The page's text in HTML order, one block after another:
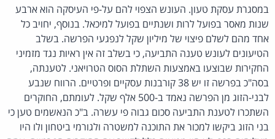
במסגרת עסקת טעון. העונש הצפוי להם על-פי העיסקה הוא ארבע
שנות מאסר בפועל לרות ושנתיים בפועל למיכאל. בנוסף, יחויב כל
אחד מהם לשלם פיצוי של מיליון שקל לנפגעי הפרשה. בשלב
הטיעונים לעונש טענה התביעה, כי בשלב זה אין ראיות נגד מזמיני
החקירות שבוצעו באמצעות השתלת הסוס הטרויאני. לטענתה,
בסה"כ בפרשה זו יש 38 קורבנות עסקיים ופרטיים. הרווח שנבע
לבני-הזוג מן הפרשה נאמד ב-500 אלף שקל. לעומתם, החוקרים
השתכרו לטענת התביעה סכום גבוה פי עשרה. ב"כ הנאשמים טען כי
בני הזוג ביקשו למכור את התוכנה למשטרה ולגורמי ביטחון ולו היו